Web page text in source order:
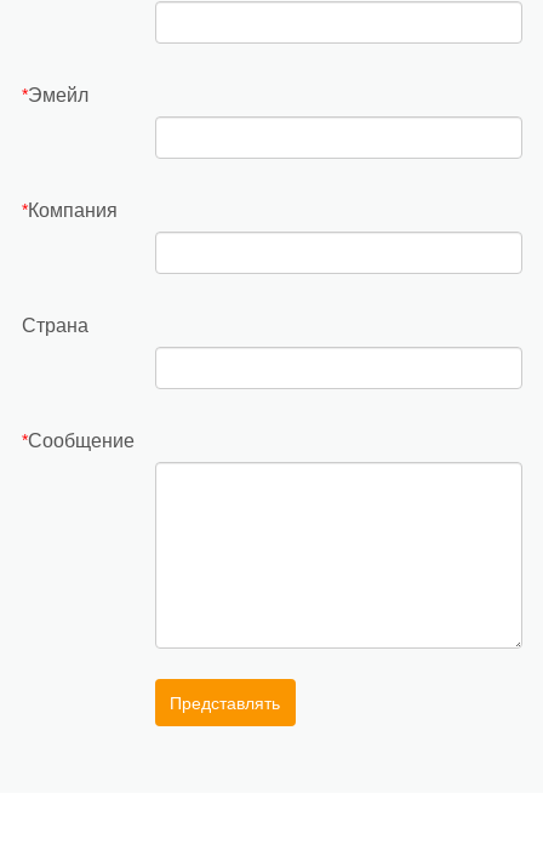
*Эмейл
*Компания
Страна
*Сообщение
Представлять